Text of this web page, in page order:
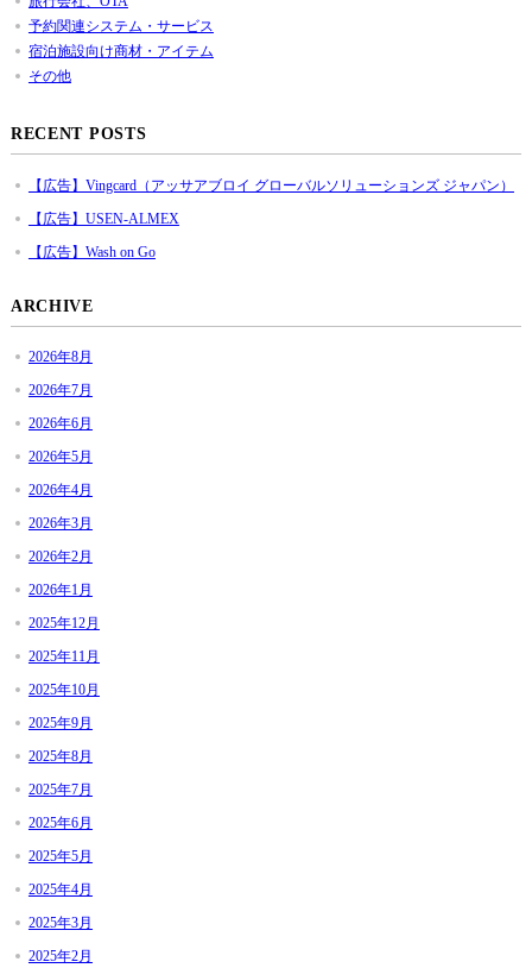
予約関連システム・サービス
宿泊施設向け商材・アイテム
その他
RECENT POSTS
【広告】Vingcard（アッサアブロイ グローバルソリューションズ ジャパン）
【広告】USEN-ALMEX
【広告】Wash on Go
ARCHIVE
2026年8月
2026年7月
2026年6月
2026年5月
2026年4月
2026年3月
2026年2月
2026年1月
2025年12月
2025年11月
2025年10月
2025年9月
2025年8月
2025年7月
2025年6月
2025年5月
2025年4月
2025年3月
2025年2月